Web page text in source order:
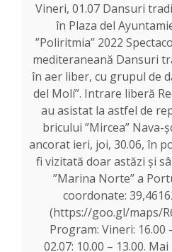
Vineri, 01.07 Dansuri
în Plaza del
”Poliritmia” 2022
mediteraneană Dansuri
în aer liber, cu grupul de
del Molí”. Intrare liberă
au asistat la astfel de
bricului ”Mircea” Nava-
ancorat ieri, joi, 30.06, în
fi vizitată doar astăzi și
”Marina Norte” a
coordonate:
(https://goo.gl/maps/
Program: Vineri: 16.00
02.07: 10.00 – 13.00.